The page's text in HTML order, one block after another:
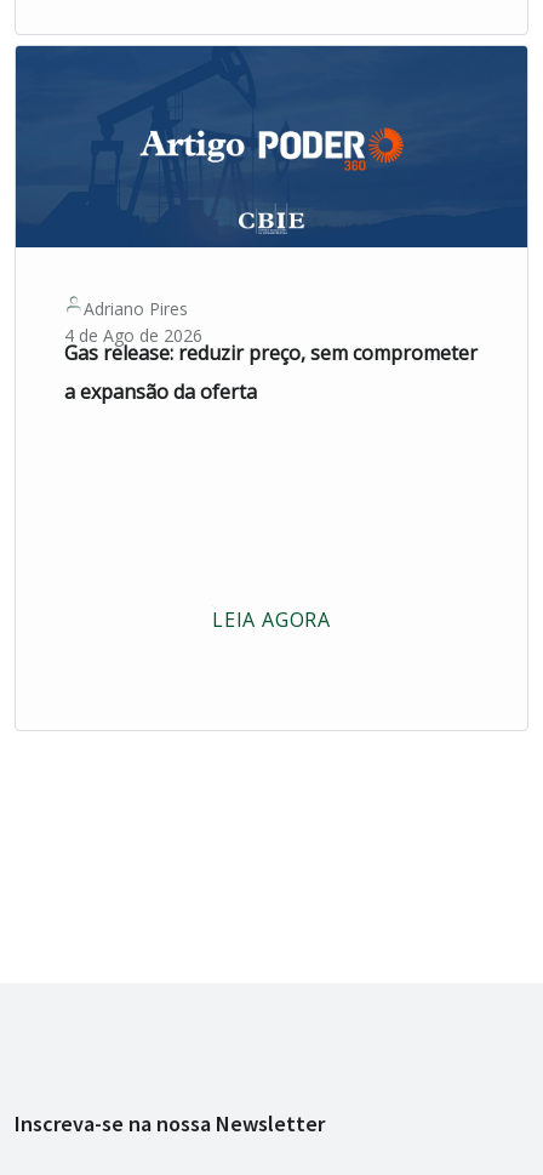
Adriano Pires
4 de Ago de 2026
Gas release: reduzir preço, sem comprometer
a expansão da oferta
LEIA AGORA
Inscreva-se na nossa Newsletter